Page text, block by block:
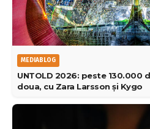
MEDIABLOG
UNTOLD 2026: peste 130.000
doua, cu Zara Larsson și Kygo